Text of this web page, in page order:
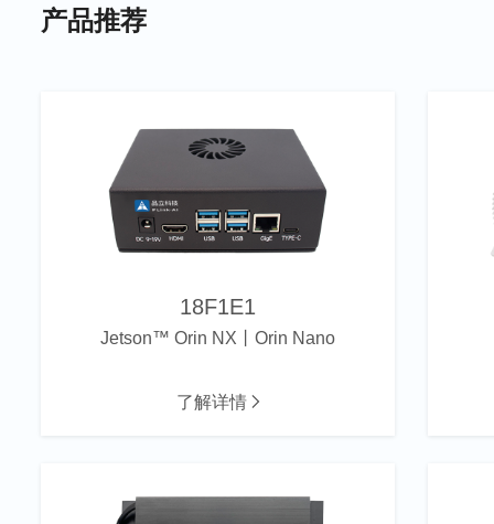
产品推荐
18F1E1
Jetson™ Orin NX丨Orin Nano
了解详情